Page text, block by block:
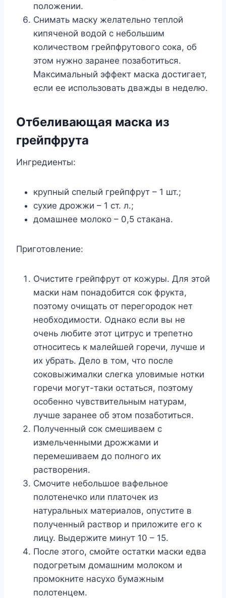
положении.
Снимать маску желательно теплой
кипяченой водой с небольшим
количеством грейпфрутового сока, об
этом нужно заранее позаботиться.
Максимальный эффект маска достигает,
если ее использовать дважды в неделю.
Отбеливающая маска из
грейпфрута
Ингредиенты:
крупный спелый грейпфрут – 1 шт.;
сухие дрожжи – 1 ст. л.;
домашнее молоко – 0,5 стакана.
Приготовление:
Очистите грейпфрут от кожуры. Для этой
маски нам понадобится сок фрукта,
поэтому очищать от перегородок нет
необходимости. Однако если вы не
очень любите этот цитрус и трепетно
относитесь к малейшей горечи, лучше и
их убрать. Дело в том, что после
соковыжималки слегка уловимые нотки
горечи могут-таки остаться, поэтому
особенно чувствительным натурам,
лучше заранее об этом позаботиться.
Полученный сок смешиваем с
измельченными дрожжами и
перемешиваем до полного их
растворения.
Смочите небольшое вафельное
полотенечко или платочек из
натуральных материалов, опустите в
полученный раствор и приложите его к
лицу. Выдержите минут 10 – 15.
После этого, смойте остатки маски едва
подогретым домашним молоком и
промокните насухо бумажным
полотенцем.